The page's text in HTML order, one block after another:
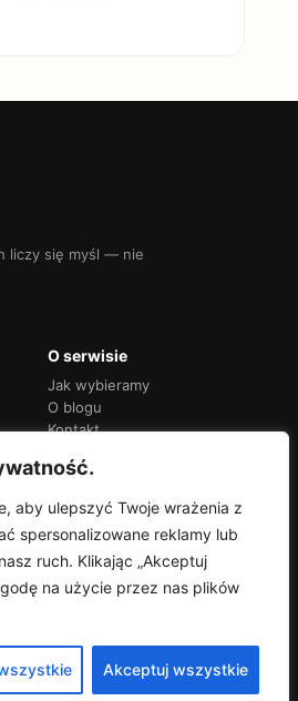
aby ulepszyć Twoje wrażenia z
spersonalizowane reklamy lub
ruch. Klikając „Akceptuj
na użycie przez nas plików
Akceptuj wszystkie
liczy się myśl — nie
O serwisie
Jak wybieramy
O blogu
Kontakt